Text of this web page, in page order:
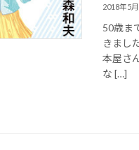
2018年5
50歳ま
きまし
本屋さ
な […]